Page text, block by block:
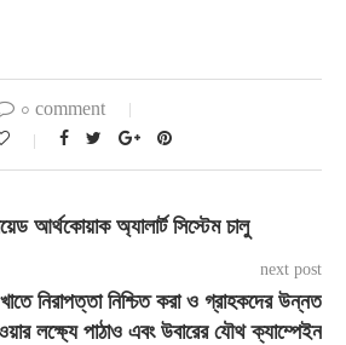
০ comment
আর্থকোয়াক অ্যালার্ট সিস্টেম চালু
next post
খাতে নিরাপত্তা নিশ্চিত করা ও গ্রাহকদের উন্নত
লক্ষ্যে পাঠাও এবং উবারের যৌথ ক্যাম্পেইন